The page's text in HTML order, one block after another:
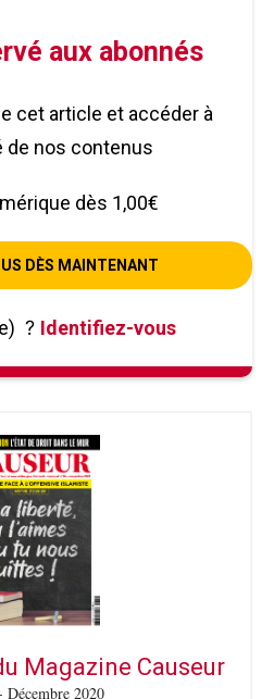
aux abonnés
cet article et accéder à
de nos contenus
dès 1,00€
DÈS MAINTENANT
? Identifiez-vous
Magazine Causeur
Décembre 2020